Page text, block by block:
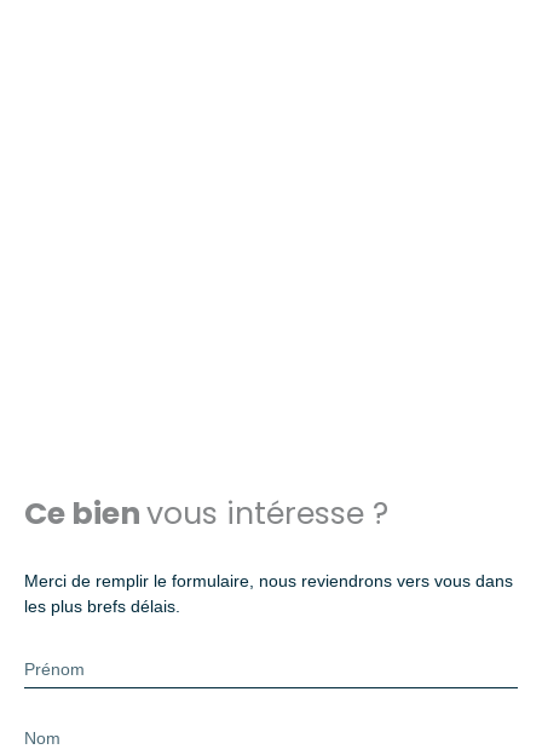
Ce bienvous intéresse ?
Merci de remplir le formulaire, nous reviendrons vers vous dans
les plus brefs délais.
Prénom
Nom